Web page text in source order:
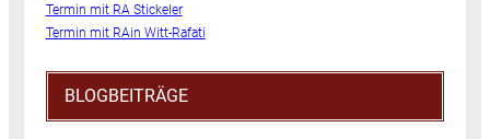
Termin mit RA Stickeler
Termin mit RAin Witt-Rafati
BLOGBEITRÄGE